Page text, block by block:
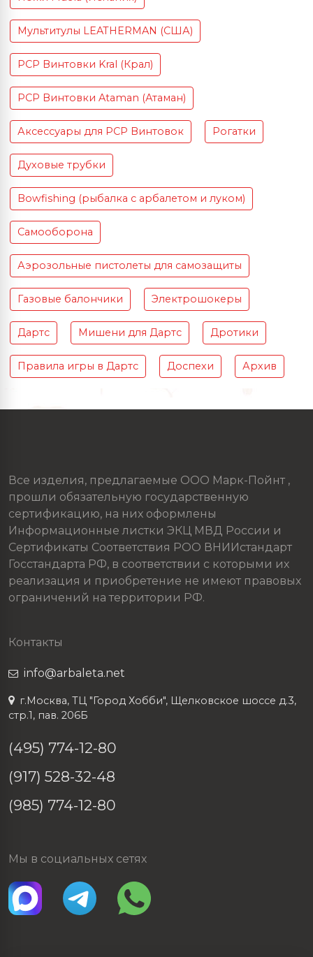
Мультитулы LEATHERMAN (США)
PCP Винтовки Kral (Крал)
PCP Винтовки Ataman (Атаман)
Аксессуары для PCP Винтовок Рогатки
Духовые трубки
Bowfishing (рыбалка с арбалетом и луком)
Самооборона
Аэрозольные пистолеты для самозащиты
Газовые балончики Электрошокеры
Дартс Мишени для Дартс Дротики
Правила игры в Дартс Доспехи Архив
Все изделия, предлагаемые ООО Марк-Пойнт ,
прошли обязательную государственную
сертификацию, на них оформлены
Информационные листки ЭКЦ МВД России и
Сертификаты Соответствия РОО ВНИИстандарт
Госстандарта РФ, в соответствии с которыми их
реализация и приобретение не имеют правовых
ограничений на территории РФ.
Контакты
info@arbaleta.net
г.Москва, ТЦ "Город Хобби", Щелковское шоссе д.3,
стр.1, пав. 206Б
(495) 774-12-80
(917) 528-32-48
(985) 774-12-80
Мы в социальных сетях